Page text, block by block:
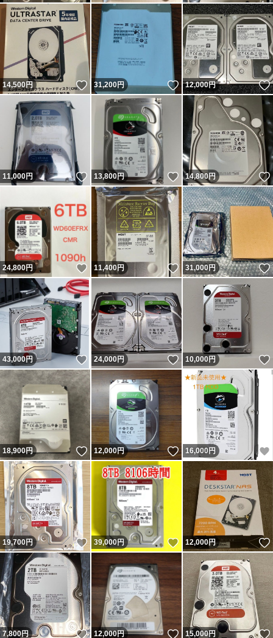
14,500円 いいね！
31,200円 いいね！
12,000円
11,000円 いいね！
13,800円 いいね！
14,800円
24,800円 いいね！
11,400円 いいね！
31,000円
43,000円 いいね！
24,000円 いいね！
10,000円
18,900円 いいね！
12,000円 いいね！
16,000円
19,700円 いいね！
39,000円 いいね！
12,000円
7,800円 いいね！
12,000円 いいね！
15,000円